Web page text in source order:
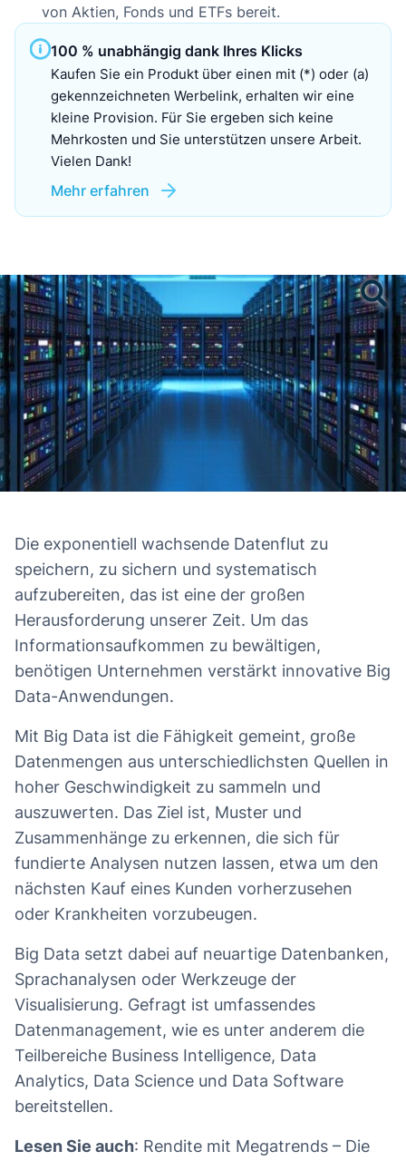
von Aktien, Fonds und ETFs bereit.
100 % unabhängig dank Ihres Klicks
Kaufen Sie ein Produkt über einen mit (*) oder (a)
gekennzeichneten Werbelink, erhalten wir eine
kleine Provision. Für Sie ergeben sich keine
Mehrkosten und Sie unterstützen unsere Arbeit.
Vielen Dank!
Mehr erfahren
Die exponentiell wachsende Datenflut zu
speichern, zu sichern und systematisch
aufzubereiten, das ist eine der großen
Herausforderung unserer Zeit. Um das
Informationsaufkommen zu bewältigen,
benötigen Unternehmen verstärkt innovative Big
Data-Anwendungen.
Mit Big Data ist die Fähigkeit gemeint, große
Datenmengen aus unterschiedlichsten Quellen in
hoher Geschwindigkeit zu sammeln und
auszuwerten. Das Ziel ist, Muster und
Zusammenhänge zu erkennen, die sich für
fundierte Analysen nutzen lassen, etwa um den
nächsten Kauf eines Kunden vorherzusehen
oder Krankheiten vorzubeugen.
Big Data setzt dabei auf neuartige Datenbanken,
Sprachanalysen oder Werkzeuge der
Visualisierung. Gefragt ist umfassendes
Datenmanagement, wie es unter anderem die
Teilbereiche Business Intelligence, Data
Analytics, Data Science und Data Software
bereitstellen.
Lesen Sie auch: Rendite mit Megatrends – Die